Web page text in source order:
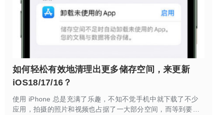
如何轻松有效地清理出更多储存空间，来更新
iOS18/17/16？
使用 iPhone 总是充满了乐趣，不知不觉手机中就下载了不少
应用，拍摄的照片和视频也占据了一大部分空间，而等到要更